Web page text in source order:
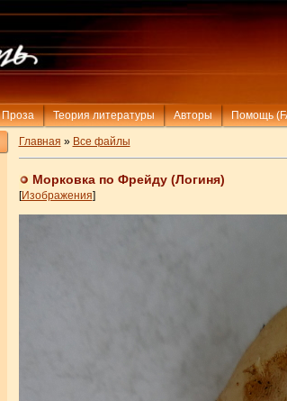
Проза Теория литературы Авторы Помощь
Главная » Все файлы
Морковка по Фрейду (Логиня)
[Изображения]